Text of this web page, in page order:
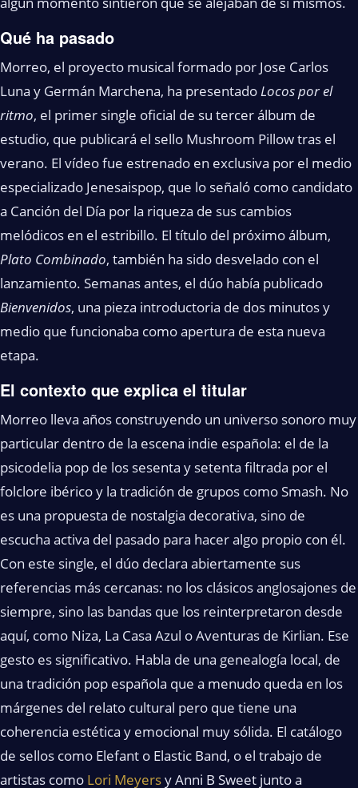
Qué ha pasado
Morreo, el proyecto musical formado por Jose Carlos
Luna y Germán Marchena, ha presentado Locos por el
ritmo, el primer single oficial de su tercer álbum de
estudio, que publicará el sello Mushroom Pillow tras el
verano. El vídeo fue estrenado en exclusiva por el medio
especializado Jenesaispop, que lo señaló como candidato
a Canción del Día por la riqueza de sus cambios
melódicos en el estribillo. El título del próximo álbum,
Plato Combinado, también ha sido desvelado con el
lanzamiento. Semanas antes, el dúo había publicado
Bienvenidos, una pieza introductoria de dos minutos y
medio que funcionaba como apertura de esta nueva
etapa.
El contexto que explica el titular
Morreo lleva años construyendo un universo sonoro muy
particular dentro de la escena indie española: el de la
psicodelia pop de los sesenta y setenta filtrada por el
folclore ibérico y la tradición de grupos como Smash. No
es una propuesta de nostalgia decorativa, sino de
escucha activa del pasado para hacer algo propio con él.
Con este single, el dúo declara abiertamente sus
referencias más cercanas: no los clásicos anglosajones de
siempre, sino las bandas que los reinterpretaron desde
aquí, como Niza, La Casa Azul o Aventuras de Kirlian. Ese
gesto es significativo. Habla de una genealogía local, de
una tradición pop española que a menudo queda en los
márgenes del relato cultural pero que tiene una
coherencia estética y emocional muy sólida. El catálogo
de sellos como Elefant o Elastic Band, o el trabajo de
artistas como Lori Meyersy Anni B Sweet junto a